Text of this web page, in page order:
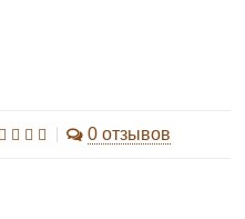
0 отзывов